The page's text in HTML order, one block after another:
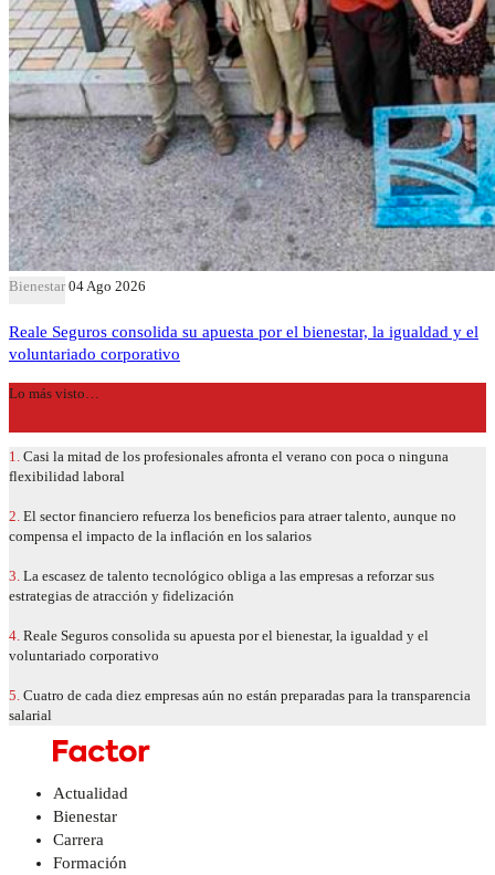
Bienestar 04 Ago 2026
Reale Seguros consolida su apuesta por el bienestar, la igualdad y el
voluntariado corporativo
Lo más visto…
1. Casi la mitad de los profesionales afronta el verano con poca o ninguna
flexibilidad laboral
2. El sector financiero refuerza los beneficios para atraer talento, aunque no
compensa el impacto de la inflación en los salarios
3. La escasez de talento tecnológico obliga a las empresas a reforzar sus
estrategias de atracción y fidelización
4. Reale Seguros consolida su apuesta por el bienestar, la igualdad y el
voluntariado corporativo
5. Cuatro de cada diez empresas aún no están preparadas para la transparencia
salarial
Actualidad
Bienestar
Carrera
Formación